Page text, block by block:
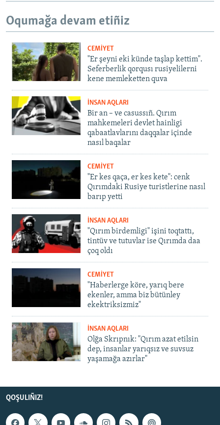
Oqumağa devam etiñiz
CEMİYET
"Er şeyni eki künde taşlap kettim".
Seferberlik qorqusı rusiyelilerni
kene memleketten quva
İNSAN AQLARI
Bir an – ve casussıñ. Qırım
mahkemeleri devlet hainligi
qabaatlavlarını daqqalar içinde
nasıl baqalar
CEMİYET
"Er kes qaça, er kes kete": cenk
Qırımdaki Rusiye turistlerine nasıl
barıp yetti
İNSAN AQLARI
"Qırım birdemligi" işini toqtattı,
tintüv ve tutuvlar ise Qırımda daa
çoq oldı
CEMİYET
"Haberlerge köre, yarıq bere
ekenler, amma biz bütünley
ekektriksizmiz"
İNSAN AQLARI
Olğa Skrıpnık: "Qırım azat etilsin
dep, insanlar yarıqsız ve suvsuz
yaşamağa azırlar"
QOŞULIÑIZ!